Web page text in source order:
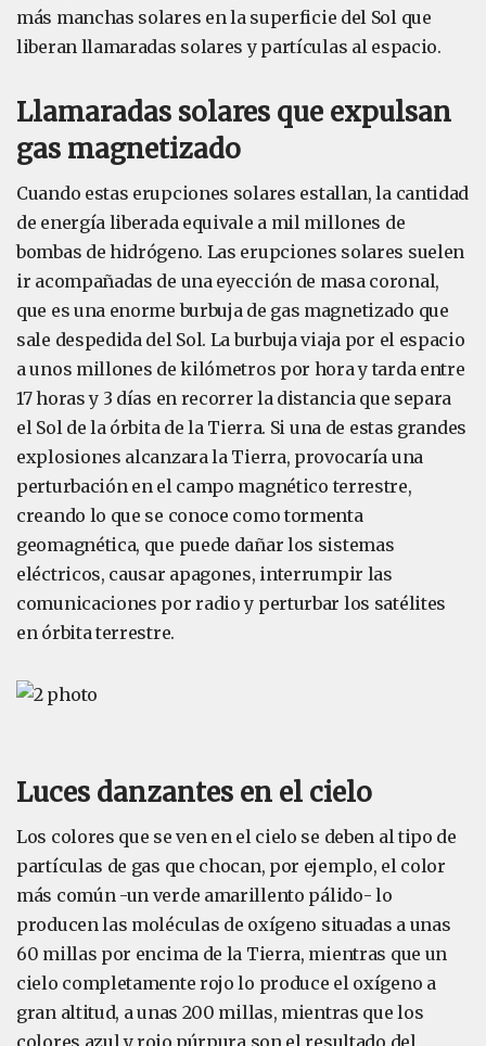
más manchas solares en la superficie del Sol que
liberan llamaradas solares y partículas al espacio.
Llamaradas solares que expulsan
gas magnetizado
Cuando estas erupciones solares estallan, la cantidad
de energía liberada equivale a mil millones de
bombas de hidrógeno. Las erupciones solares suelen
ir acompañadas de una eyección de masa coronal,
que es una enorme burbuja de gas magnetizado que
sale despedida del Sol. La burbuja viaja por el espacio
a unos millones de kilómetros por hora y tarda entre
17 horas y 3 días en recorrer la distancia que separa
el Sol de la órbita de la Tierra. Si una de estas grandes
explosiones alcanzara la Tierra, provocaría una
perturbación en el campo magnético terrestre,
creando lo que se conoce como tormenta
geomagnética, que puede dañar los sistemas
eléctricos, causar apagones, interrumpir las
comunicaciones por radio y perturbar los satélites
en órbita terrestre.
Luces danzantes en el cielo
Los colores que se ven en el cielo se deben al tipo de
partículas de gas que chocan, por ejemplo, el color
más común -un verde amarillento pálido- lo
producen las moléculas de oxígeno situadas a unas
60 millas por encima de la Tierra, mientras que un
cielo completamente rojo lo produce el oxígeno a
gran altitud, a unas 200 millas, mientras que los
colores azul y rojo púrpura son el resultado del